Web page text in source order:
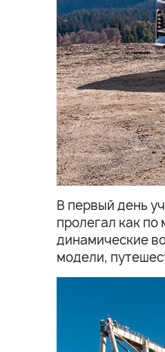
В первый день
пролегал как
динамические
модели,